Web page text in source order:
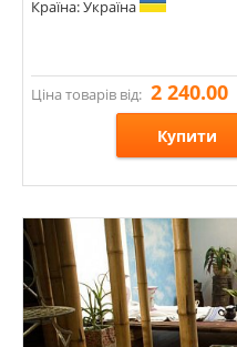
Країна: Україна
Ціна товарів від: 2 240.00
Купити
Стилі:
Кольори: